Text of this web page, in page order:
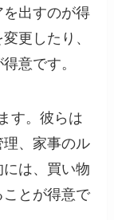
出すのが得
更したり、
意です。
す。彼らは
理、家事のル
は、買い物
ことが得意で